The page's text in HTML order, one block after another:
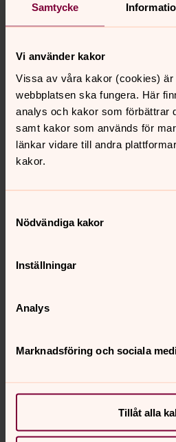
Samtycke
Vi använder kakor
Vissa av våra kakor (cookies) är
webbplatsen ska fungera. Här
analys och kakor som förbättrar
samt kakor som används för
länkar vidare till andra
kakor.
Nödvändiga kakor
Inställningar
Analys
Marknadsföring och sociala
Tillåt alla
Assistent teckenspråkigt
E-post:
Senast ändrad 26 september 2024
Synpunkter eller frågor
innehåll?